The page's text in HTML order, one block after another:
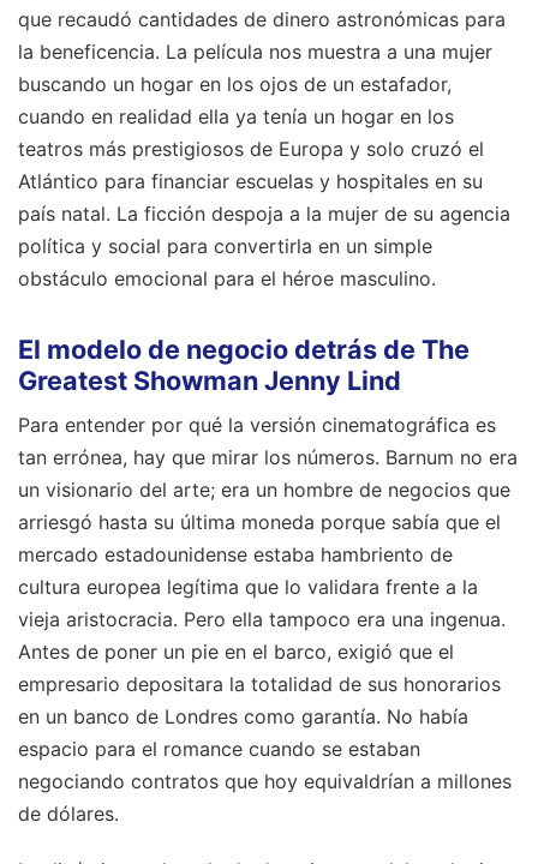
que recaudó cantidades de dinero astronómicas para
la beneficencia. La película nos muestra a una mujer
buscando un hogar en los ojos de un estafador,
cuando en realidad ella ya tenía un hogar en los
teatros más prestigiosos de Europa y solo cruzó el
Atlántico para financiar escuelas y hospitales en su
país natal. La ficción despoja a la mujer de su agencia
política y social para convertirla en un simple
obstáculo emocional para el héroe masculino.
El modelo de negocio detrás de The
Greatest Showman Jenny Lind
Para entender por qué la versión cinematográfica es
tan errónea, hay que mirar los números. Barnum no era
un visionario del arte; era un hombre de negocios que
arriesgó hasta su última moneda porque sabía que el
mercado estadounidense estaba hambriento de
cultura europea legítima que lo validara frente a la
vieja aristocracia. Pero ella tampoco era una ingenua.
Antes de poner un pie en el barco, exigió que el
empresario depositara la totalidad de sus honorarios
en un banco de Londres como garantía. No había
espacio para el romance cuando se estaban
negociando contratos que hoy equivaldrían a millones
de dólares.